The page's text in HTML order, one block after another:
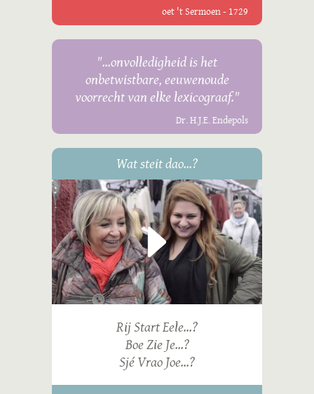
oet 't Sermoen - 1729
"...onvolledigheid is het
onbetwistbare, eeuwenoude
voorrecht van elke lexicograaf."
Dr. H.J.E. Endepols
Wat steit dao...?
Rij Start Eele...?
Boe Zie Je...?
Sjé Vrao Joe...?